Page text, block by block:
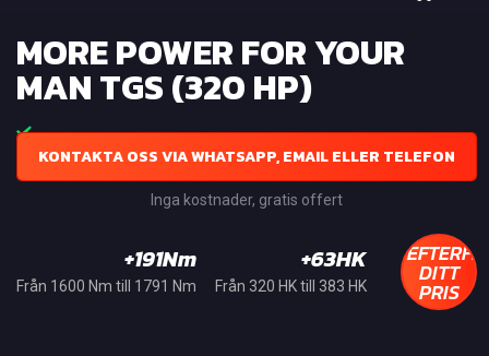
MORE POWER FOR YOUR
MAN TGS (320 HP)
KONTAKTA OSS VIA WHATSAPP, EMAIL ELLER TELEFON
Inga kostnader, gratis offert
+191Nm
Från 1600 Nm till 1791 Nm
+63HK
Från 320 HK till 383 HK DITT
PRIS